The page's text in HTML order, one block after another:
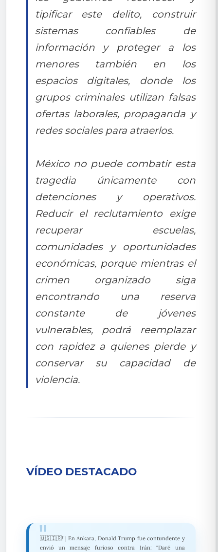
tipificar este delito, construir
sistemas confiables de
información y proteger a los
menores también en los
espacios digitales, donde los
grupos criminales utilizan falsas
ofertas laborales, propaganda y
redes sociales para atraerlos.
México no puede combatir esta
tragedia únicamente con
detenciones y operativos.
Reducir el reclutamiento exige
recuperar escuelas,
comunidades y oportunidades
económicas, porque mientras el
crimen organizado siga
encontrando una reserva
constante de jóvenes
vulnerables, podrá reemplazar
con rapidez a quienes pierde y
conservar su capacidad de
violencia.
VÍDEO DESTACADO
🇺🇸🇮🇷‼️| En Ankara, Donald Trump fue contundente y
envió un mensaje furioso contra Irán: “Daré una